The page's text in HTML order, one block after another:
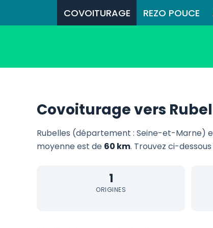
COVOITURAGE REZO POUCE
Covoiturage vers
Rubelles (département : Seine-et-Marne)
moyenne est de 60 km. Trouvez ci-
1
ORIGINES